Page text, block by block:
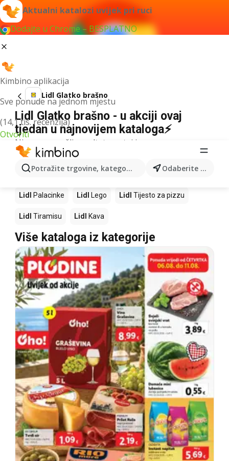
Aktualni katalozi uvijek pri ruci
Dodajte u Chrome – BESPLATNO
Kimbino aplikacija
Sve ponude na jednom mjestu
(14,1 tis. recenzija)
Otvoriti
Potražite trgovine, kategorije, proizvode... Odaberite grad
Lidl Glatko brašno
Lidl Glatko brašno - u akciji ovaj
tjedan u najnovijem kataloga⚡
Nismo pronašli rezultate za taj izraz.
Slijedeći proizvodi u trgovinama Lidl
Lidl Lidl Pizza Lidl Cheesecake
Lidl Palacinke Lidl Lego Lidl Tijesto za pizzu
Lidl Tiramisu Lidl Kava
Više kataloga iz kategorije